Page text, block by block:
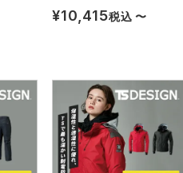
¥10,415税込 〜